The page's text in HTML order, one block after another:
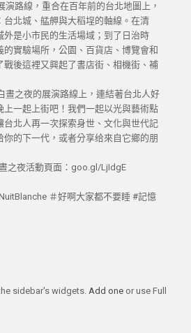
演路線，重合在百年前的台北地圖上，
台北城、艋舺與大稻埕的軸線。在清
外是小市民的生活場域；到了日治時
實驗場所，公園、百貨店、博覽會和
戰後這裡又興起了書店街、相機街、補
晝之夜的展演路線上，連結著台北人好
上一起上街吧！我們一起以光與藝術點
台北人再一次探索身世、文化與世代記
的下一代，或者分享给來自它鄉的朋
之夜活動頁面：goo.gl/LjIdgE
＃好啊大家都不要睡 #記憶
sidebar's widgets. Add oneor use Full